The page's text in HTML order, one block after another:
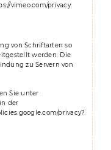
vimeo.com/privacy.
von Schriftarten so
werden. Die
zu Servern von
Sie unter
der
privacy?